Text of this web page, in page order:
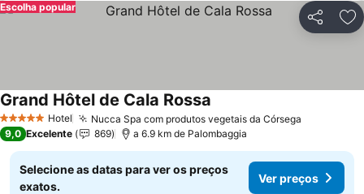
Partilhar
Escolha popular
5 Estrelas Hotel Nucca Spa com produtos vegetais da Córsega
Grand Hôtel de Cala Rossa
9,0 Excelente 869 a 6.9 km de Palombaggia
Selecione as datas para ver os preços
exatos.
Ver preços